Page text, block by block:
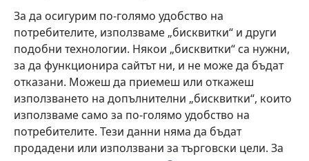
За да осигурим по-голямо удобство на
потребителите, използваме „бисквитки“ и други
подобни технологии. Някои „бисквитки“ са нужни,
за да функционира сайтът ни, и не може да бъдат
отказани. Можеш да приемеш или откажеш
използването на допълнителни „бисквитки“, които
използваме само за по-голямо удобство на
потребителите. Тези данни няма да бъдат
продадени или използвани за търговски цели. За
Към пациентите: Винаги се допитвайте до своя лекар или до друго
квалифицирано медицинско лице във връзка със заболяване или избор на
лечение. Говори с лекар, ако смяташ, че си болен.
Използването на този уебсайт е обвързано сусловията му за ползване.
Тема